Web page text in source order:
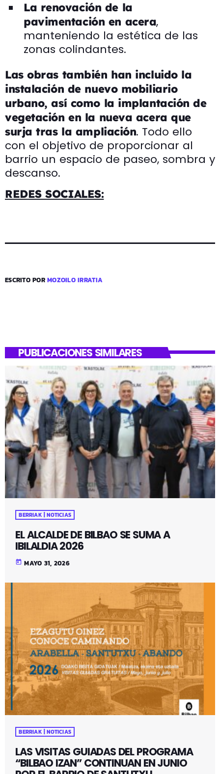
La renovación de la
pavimentación en acera,
manteniendo la estética de las
zonas colindantes.
Las obras también han incluido la
instalación de nuevo mobiliario
urbano, así como la implantación de
vegetación en la nueva acera que
surja tras la ampliación. Todo ello
con el objetivo de proporcionar al
barrio un espacio de paseo, sombra y
descanso.
REDES SOCIALES:
ESCRITO PORMOZOILO IRRATIA
PUBLICACIONES SIMILARES
BERRIAK | NOTICIAS
EL ALCALDE DE BILBAO SE SUMA A
IBILALDIA 2026
today MAYO 31, 2026
BERRIAK | NOTICIAS
LAS VISITAS GUIADAS DEL PROGRAMA
“BILBAO IZAN” CONTINUAN EN JUNIO